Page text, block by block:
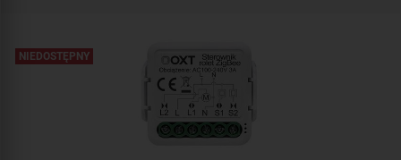
NIEDOSTĘPNY